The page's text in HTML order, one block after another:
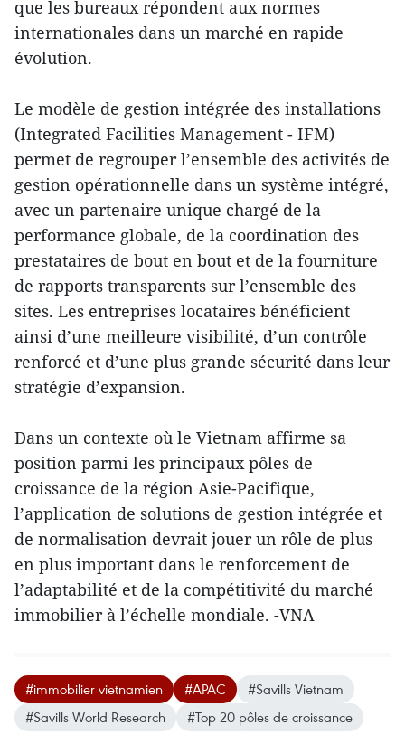
que les bureaux répondent aux normes
internationales dans un marché en rapide
évolution.
Le modèle de gestion intégrée des installations
(Integrated Facilities Management - IFM)
permet de regrouper l’ensemble des activités de
gestion opérationnelle dans un système intégré,
avec un partenaire unique chargé de la
performance globale, de la coordination des
prestataires de bout en bout et de la fourniture
de rapports transparents sur l’ensemble des
sites. Les entreprises locataires bénéficient
ainsi d’une meilleure visibilité, d’un contrôle
renforcé et d’une plus grande sécurité dans leur
stratégie d’expansion.
Dans un contexte où le Vietnam affirme sa
position parmi les principaux pôles de
croissance de la région Asie-Pacifique,
l’application de solutions de gestion intégrée et
de normalisation devrait jouer un rôle de plus
en plus important dans le renforcement de
l’adaptabilité et de la compétitivité du marché
immobilier à l’échelle mondiale. -VNA
#immobilier vietnamien #APAC
#Savills Vietnam
#Savills World Research
#Top 20 pôles de croissance